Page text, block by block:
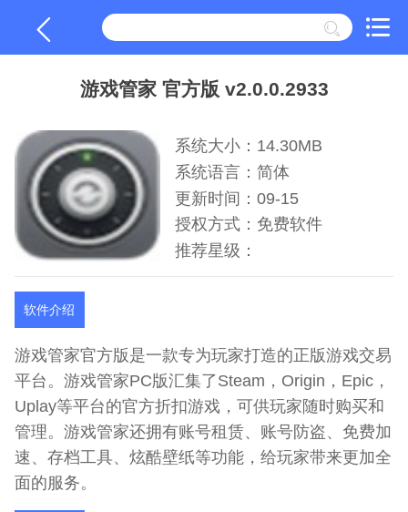
游戏管家 官方版 v2.0.0.2933
系统大小：14.30MB
系统语言：简体
更新时间：09-15
授权方式：免费软件
推荐星级：
软件介绍
游戏管家官方版是一款专为玩家打造的正版游戏交易
平台。游戏管家PC版汇集了Steam，Origin，Epic，
Uplay等平台的官方折扣游戏，可供玩家随时购买和
管理。游戏管家还拥有账号租赁、账号防盗、免费加
速、存档工具、炫酷壁纸等功能，给玩家带来更加全
面的服务。